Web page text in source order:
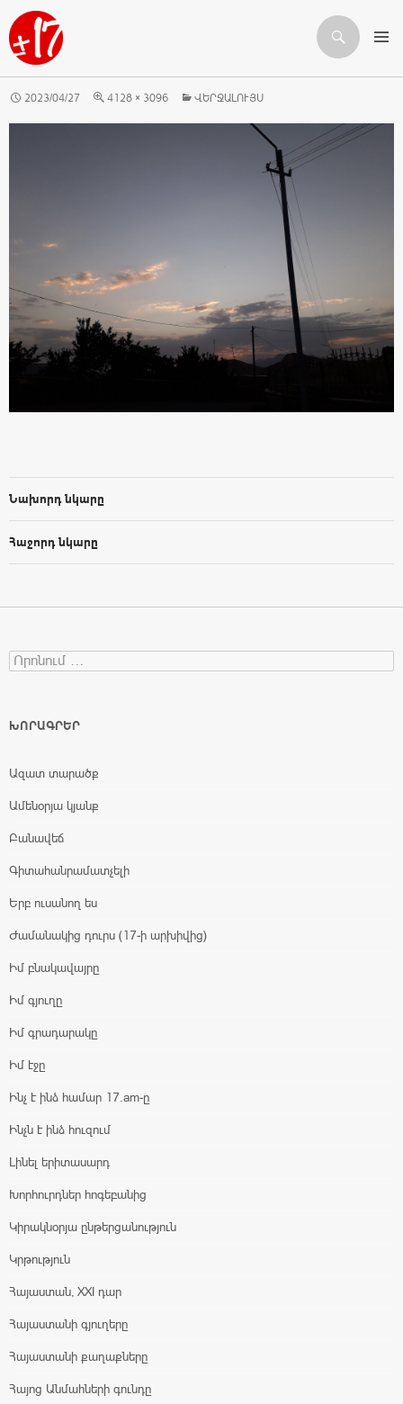
Որոնում
ԱՆՑՆԵԼ ԲՈՎԱՆԴԱԿՈՒԹՅԱՆԸ
2023/04/27 4128 × 3096 ՎԵՐՋԱԼՈՒՅՍ
Նախորդ նկարը
Հաջորդ նկարը
Search for:
ԽՈՐԱԳՐԵՐ
Ազատ տարածք
Ամենօրյա կյանք
Բանավեճ
Գիտահանրամատչելի
Երբ ուսանող ես
Ժամանակից դուրս (17-ի արխիվից)
Իմ բնակավայրը
Իմ գյուղը
Իմ գրադարակը
Իմ էջը
Ինչ է ինձ համար 17.am-ը
Ինչն է ինձ հուզում
Լինել երիտասարդ
Խորհուրդներ հոգեբանից
Կիրակնօրյա ընթերցանություն
Կրթություն
Հայաստան, XXI դար
Հայաստանի գյուղերը
Հայաստանի քաղաքները
Հայոց Անմահների գունդը